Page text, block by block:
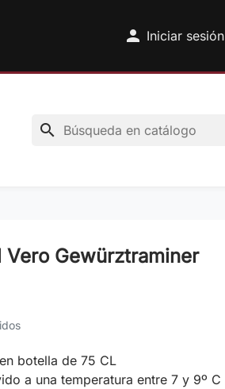
 Iniciar sesión
search
Vero Gewürztraminer
botella de 75 CL
a una temperatura entre 7 y 9º C